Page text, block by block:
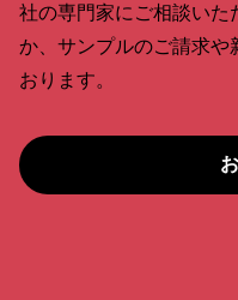
社の専門家にご相談い
か、サンプルのご請求や
おります。